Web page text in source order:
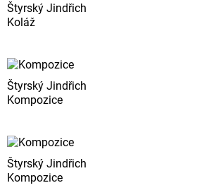
Štyrský Jindřich
Koláž
Štyrský Jindřich
Kompozice
Štyrský Jindřich
Kompozice